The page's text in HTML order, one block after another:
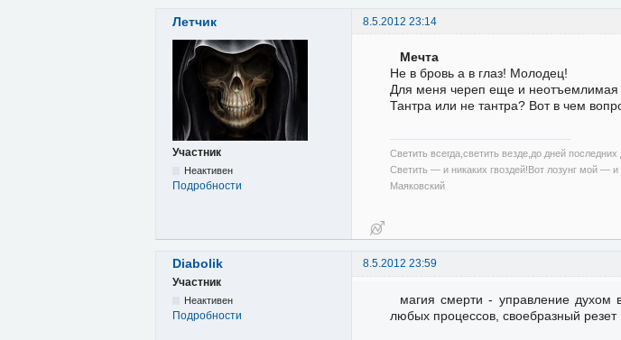
Летчик 8.5.2012 23:14
Участник
Неактивен
Подробности
Мечта
Не в бровь а в глаз! Молодец!
Для меня череп еще и неотъемлимая
Тантра или не тантра? Вот в чем
Светить всегда,светить везде,до дней последних
Светить — и никаких гвоздей!Вот лозунг мой — и
Маяковский
Diabolik
8.5.2012 23:59
Участник
Неактивен
Подробности
магия смерти - управление духом
любых процессов, своебразный резет